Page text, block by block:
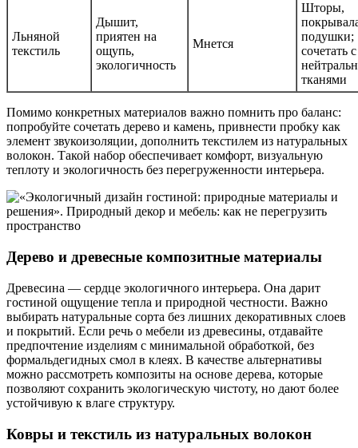
Льняной
текстиль
Дышит,
приятен на
ощупь,
экологичность
Мнется
Шторы,
подушки;
сочетать с
тканями
Помимо конкретных материалов важно помнить про баланс:
попробуйте сочетать дерево и камень, привнести пробку как
элемент звукоизоляции, дополнить текстилем из натуральных
волокон. Такой набор обеспечивает комфорт, визуальную
теплоту и экологичность без перегруженности интерьера.
Дерево и древесные композитные материалы
Древесина — сердце экологичного интерьера. Она дарит
гостиной ощущение тепла и природной честности. Важно
выбирать натуральные сорта без лишних декоративных слоев
и покрытий. Если речь о мебели из древесины, отдавайте
предпочтение изделиям с минимальной обработкой, без
формальдегидных смол в клеях. В качестве альтернативы
можно рассмотреть композиты на основе дерева, которые
позволяют сохранить экологическую чистоту, но дают более
устойчивую к влаге структуру.
Ковры и текстиль из натуральных волокон